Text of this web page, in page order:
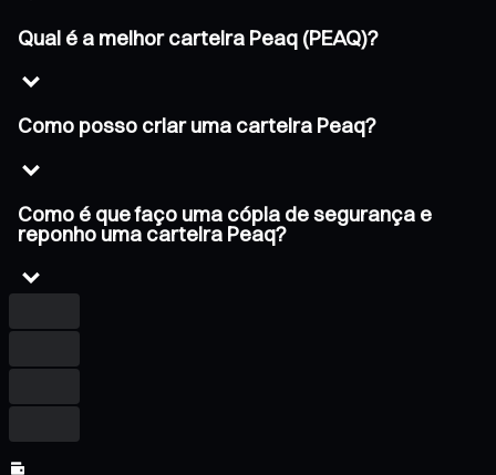
Qual é a melhor carteira Peaq (PEAQ)?
Como posso criar uma carteira Peaq?
Como é que faço uma cópia de segurança e
reponho uma carteira Peaq?